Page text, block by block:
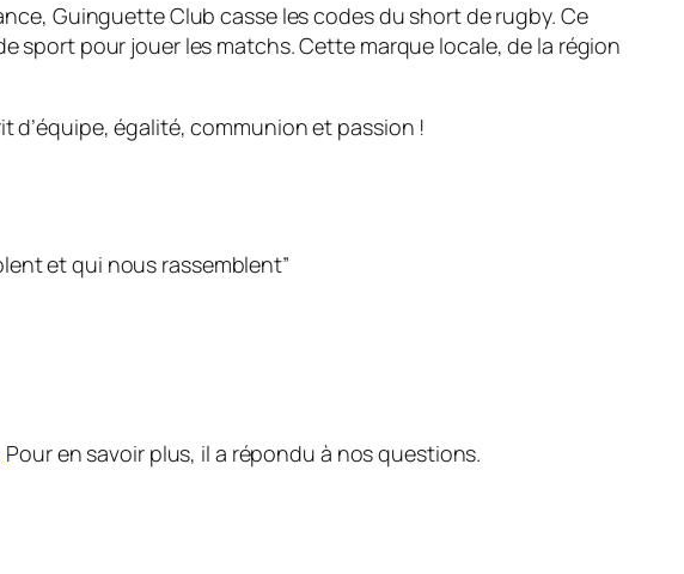
Guinguette Club casse les codes du short de rugby. Ce
sport pour jouer les matchs. Cette marque locale, de la région
d’équipe, égalité, communion et passion !
et qui nous rassemblent”
Pour en savoir plus, il a répondu à nos questions.